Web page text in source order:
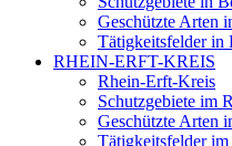
Geschützte Arten
Tätigkeitsfelder in
RHEIN-ERFT-KREIS
Rhein-Erft-Kreis
Schutzgebiete im
Geschützte Arten
Tätigkeitsfelder